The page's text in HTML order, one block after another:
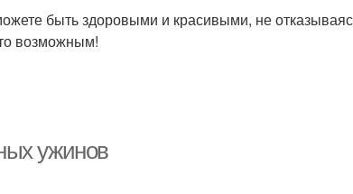
быть здоровыми и красивыми, не
возможным!
ужинов